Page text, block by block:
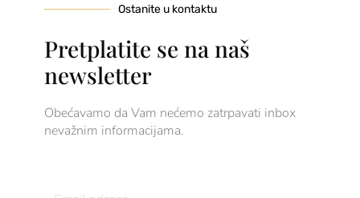
Ostanite u kontaktu
Pretplatite se na naš
newsletter
Obećavamo da Vam nećemo zatrpavati inbox
nevažnim informacijama.